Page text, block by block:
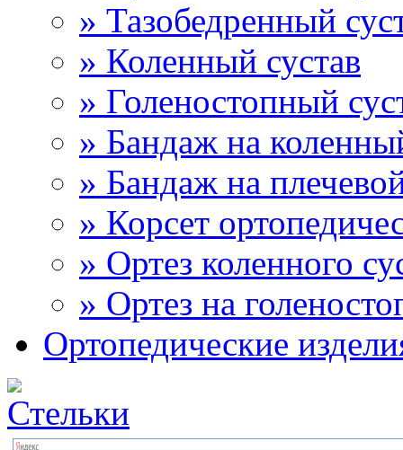
» Тазобедренный
» Коленный сустав
» Голеностопный
» Бандаж на
» Бандаж на
» Корсет
» Ортез коленного
» Ортез на
Ортопедические